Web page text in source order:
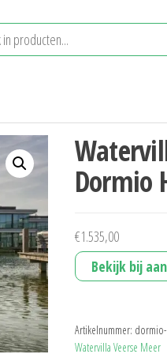
Dormio
€1.535,00
Bekijk bij
Artikelnummer:
Watervilla Veerse Meer